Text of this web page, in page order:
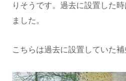
りそうです。過去に設置した
ました。
こちらは過去に設置していた補